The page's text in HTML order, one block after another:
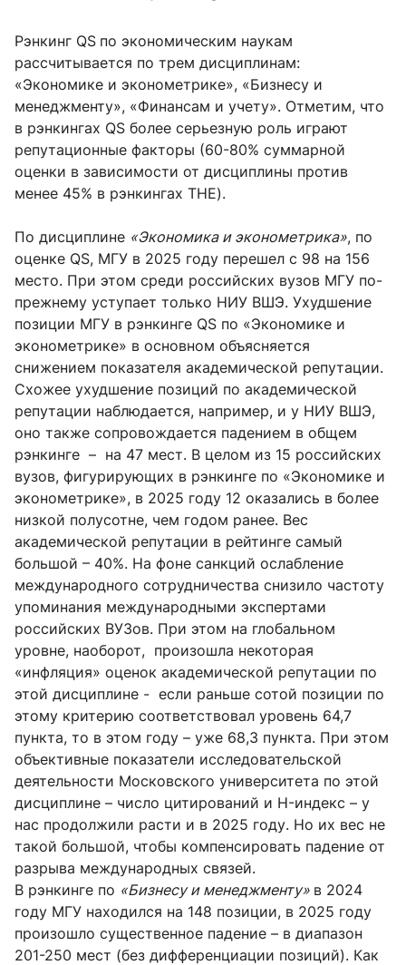
Рэнкинг QS по экономическим наукам
рассчитывается по трем дисциплинам:
«Экономике и эконометрике», «Бизнесу и
менеджменту», «Финансам и учету». Отметим, что
в рэнкингах QS более серьезную роль играют
репутационные факторы (60-80% суммарной
оценки в зависимости от дисциплины против
менее 45% в рэнкингах THE).
По дисциплине «Экономика и эконометрика», по
оценке QS, МГУ в 2025 году перешел с 98 на 156
место. При этом среди российских вузов МГУ по-
прежнему уступает только НИУ ВШЭ. Ухудшение
позиции МГУ в рэнкинге QS по «Экономике и
эконометрике» в основном объясняется
снижением показателя академической репутации.
Схожее ухудшение позиций по академической
репутации наблюдается, например, и у НИУ ВШЭ,
оно также сопровождается падением в общем
рэнкинге – на 47 мест. В целом из 15 российских
вузов, фигурирующих в рэнкинге по «Экономике и
эконометрике», в 2025 году 12 оказались в более
низкой полусотне, чем годом ранее. Вес
академической репутации в рейтинге самый
большой – 40%. На фоне санкций ослабление
международного сотрудничества снизило частоту
упоминания международными экспертами
российских ВУЗов. При этом на глобальном
уровне, наоборот, произошла некоторая
«инфляция» оценок академической репутации по
этой дисциплине - если раньше сотой позиции по
этому критерию соответствовал уровень 64,7
пункта, то в этом году – уже 68,3 пункта. При этом
объективные показатели исследовательской
деятельности Московского университета по этой
дисциплине – число цитирований и H-индекс – у
нас продолжили расти и в 2025 году. Но их вес не
такой большой, чтобы компенсировать падение от
разрыва международных связей.
В рэнкинге по «Бизнесу и менеджменту» в 2024
году МГУ находился на 148 позиции, в 2025 году
произошло существенное падение – в диапазон
201-250 мест (без дифференциации позиций). Как